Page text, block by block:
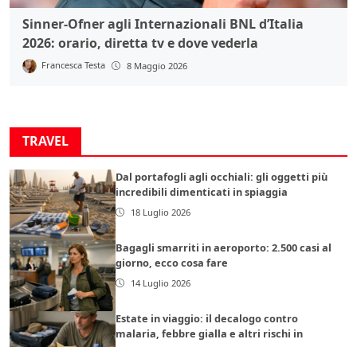
Sinner-Ofner agli Internazionali BNL d’Italia
2026: orario, diretta tv e dove vederla
Francesca Testa 8 Maggio 2026
TRAVEL
Dal portafogli agli occhiali: gli oggetti più
incredibili dimenticati in spiaggia
18 Luglio 2026
Bagagli smarriti in aeroporto: 2.500 casi al
giorno, ecco cosa fare
14 Luglio 2026
Estate in viaggio: il decalogo contro
malaria, febbre gialla e altri rischi in